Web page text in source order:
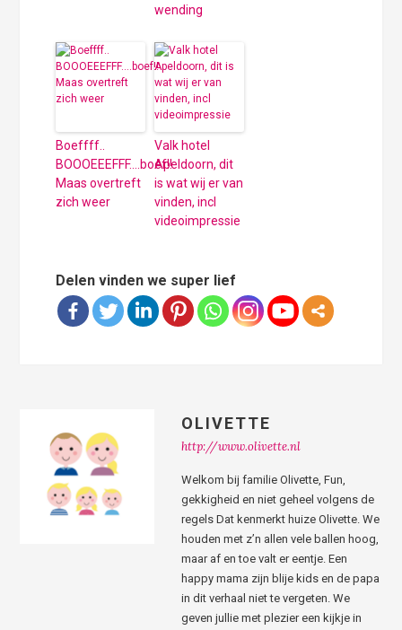
wending
Boeffff..
BOOOEEEFFF….boef!!
Maas overtreft
zich weer
Valk hotel
Apeldoorn, dit
is wat wij er van
vinden, incl
videoimpressie
Delen vinden we super lief
OLIVETTE
http://www.olivette.nl
Welkom bij familie Olivette, Fun,
gekkigheid en niet geheel volgens de
regels Dat kenmerkt huize Olivette. We
houden met z’n allen vele ballen hoog,
maar af en toe valt er eentje. Een
happy mama zijn blije kids en de papa
in dit verhaal niet te vergeten. We
geven jullie met plezier een kijkje in